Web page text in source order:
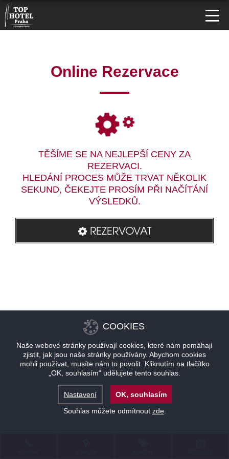
Online Rezervace
TĚŠÍME SE NA NEJLEPŠÍ CENY ZA
REZERVACI.
HLEDÁNÍ PROCES MŮŽE TRVAT NĚKOLIK
SEKUND, ČEKEJTE PROSÍM PŘI NAČÍTÁNÍ
VÝSLEDKŮ.
REZERVOVAT
COOKIES
Naše webové stránky používají cookies, které nám pomáhají
zjistit, jak jsou naše stránky používány. Abychom cookies
mohli používat, musíte nám to povolit. Kliknutím na tlačítko
„OK, souhlasím“ udělujete tento souhlas.
Nastavení
OK, souhlasím
Souhlas můžete odmítnout zde.